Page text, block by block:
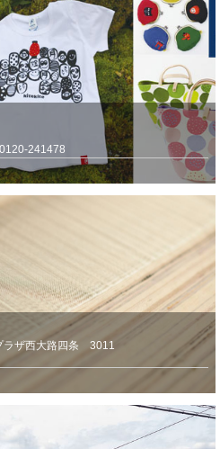
241478
ザ西大路四条 3011